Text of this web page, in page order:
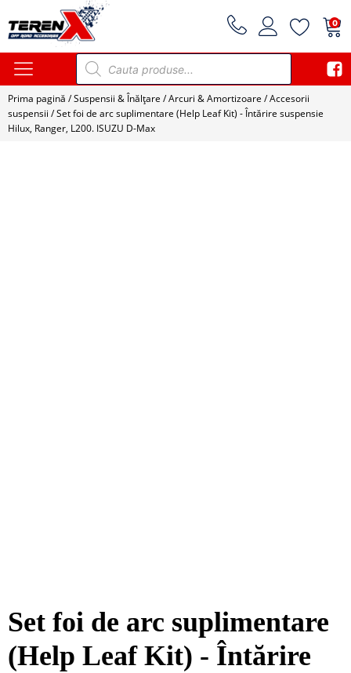
0
Products
search
Prima pagină /Suspensii & Înălțare /Arcuri & Amortizoare /Accesorii
suspensii / Set foi de arc suplimentare (Help Leaf Kit) - Întărire suspensie
Hilux, Ranger, L200. ISUZU D-Max
Set foi de arc suplimentare
(Help Leaf Kit) - Întărire